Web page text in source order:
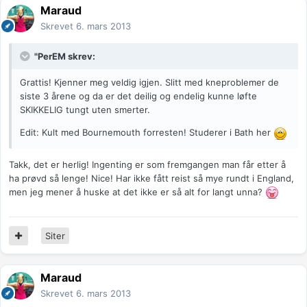
Maraud
Skrevet 6. mars 2013
"PerEM skrev:
Grattis! Kjenner meg veldig igjen. Slitt med kneproblemer de
siste 3 årene og da er det deilig og endelig kunne løfte
SKIKKELIG tungt uten smerter.
Edit: Kult med Bournemouth forresten! Studerer i Bath her
Takk, det er herlig! Ingenting er som fremgangen man får etter å
ha prøvd så lenge! Nice! Har ikke fått reist så mye rundt i England,
men jeg mener å huske at det ikke er så alt for langt unna?
Siter
Maraud
Skrevet 6. mars 2013